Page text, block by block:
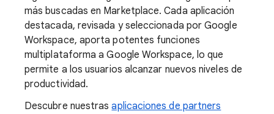
más buscadas en Marketplace. Cada aplicación
destacada, revisada y seleccionada por Google
Workspace, aporta potentes funciones
multiplataforma a Google Workspace, lo que
permite a los usuarios alcanzar nuevos niveles de
productividad.
Descubre nuestrasaplicaciones de partners